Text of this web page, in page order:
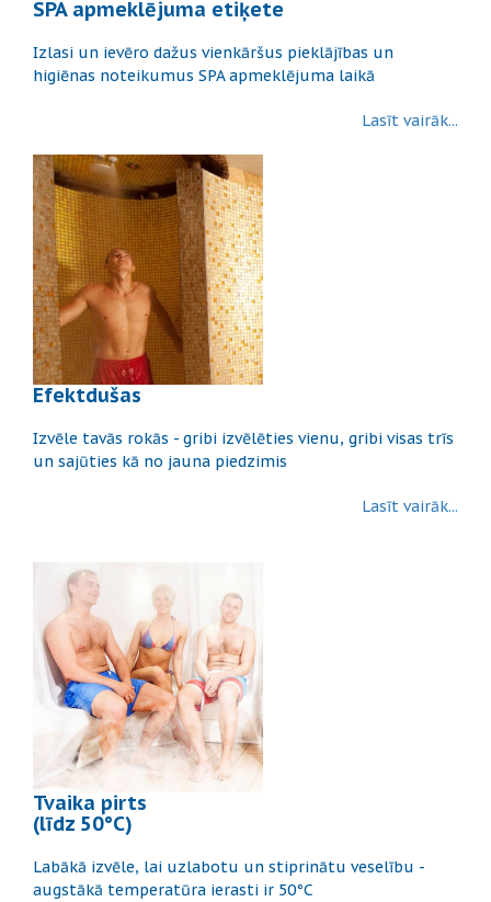
SPA apmeklējuma etiķete
Izlasi un ievēro dažus vienkāršus pieklājības un
higiēnas noteikumus SPA apmeklējuma laikā
Lasīt vairāk...
Efektdušas
Izvēle tavās rokās - gribi izvēlēties vienu, gribi visas trīs
un sajūties kā no jauna piedzimis
Lasīt vairāk...
Tvaika pirts
(līdz 50°C)
Labākā izvēle, lai uzlabotu un stiprinātu veselību -
augstākā temperatūra ierasti ir 50°C